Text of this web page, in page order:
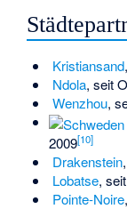
Kristiansand
Ndola, seit
Wenzhou,
2009[10]
Drakenstein
Lobatse,
Pointe-Noire